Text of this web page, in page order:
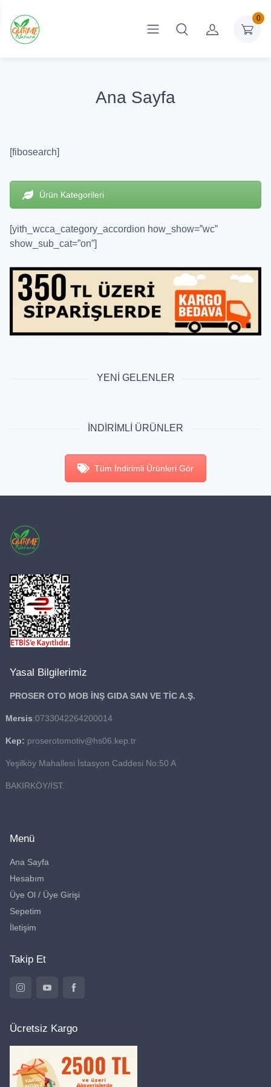
0
Ana Sayfa
[fibosearch]
Ürün Kategorileri
[yith_wcca_category_accordion how_show=”wc”
show_sub_cat=”on”]
YENİ GELENLER
İNDİRİMLİ ÜRÜNLER
Tüm İndirimli Ürünleri Gör
Yasal Bilgilerimiz
PROSER OTO MOB İNŞ GIDASAN VE TİC A.Ş.
Mersis:0733042264200014
Kep: proserotomotiv@hs06.kep.tr
Yeşilköy Mahallesi İstasyon Caddesi No:50 A
BAKIRKÖY/İST.
Menü
Ana Sayfa
Hesabım
Üye Ol / Üye Girişi
Sepetim
İletişim
Takip Et
Ücretsiz Kargo